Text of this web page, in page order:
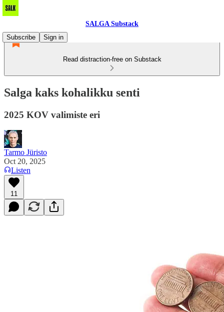
SALGA Substack
Subscribe
Sign in
Read distraction-free on Substack
Salga kaks kohalikku senti
2025 KOV valimiste eri
Tarmo Jüristo
Oct 20, 2025
Listen
11